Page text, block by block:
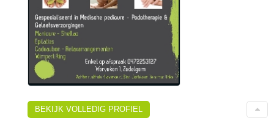
BEKIJK VOLLEDIG PROFIEL